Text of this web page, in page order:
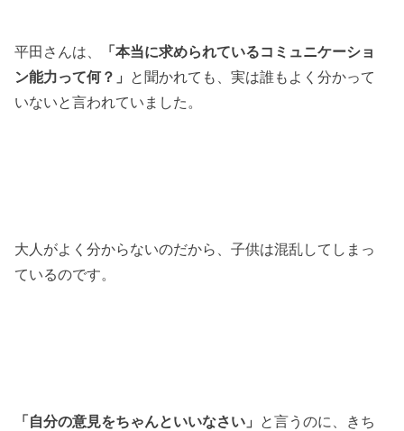
平田さんは、
「本当に求められているコミュニケーショ
ン能力って何？」 と聞かれても、実は誰もよく分かって
いないと言われていました。
大人がよく分からないのだから、子供は混乱してしまっ
ているのです。
「自分の意見をちゃんといいなさい」 と言うのに、きち